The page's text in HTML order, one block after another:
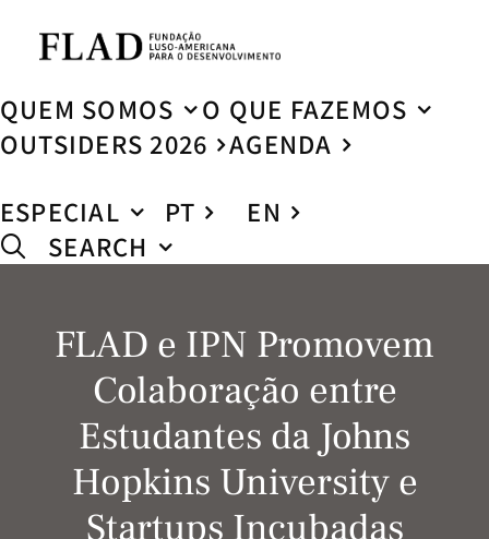
QUEM SOMOS
O QUE FAZEMOS
OUTSIDERS 2026
AGENDA
ESPECIAL
PT
EN
SEARCH
FLAD e IPN Promovem
Colaboração entre
Estudantes da Johns
Hopkins University e
Startups Incubadas